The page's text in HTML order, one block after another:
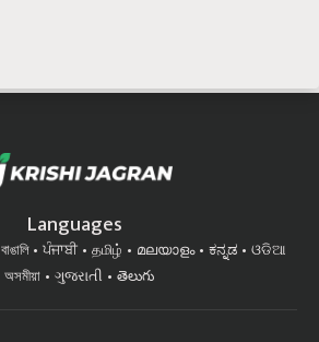
Languages
বাঙালি ਪੰਜਾਬੀ தமிழ் മലയാളം ಕನ್ನಡ
ଓଡିଆ
অসমীয়া
ગુજરાતી తెలుగు